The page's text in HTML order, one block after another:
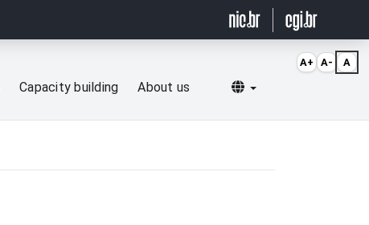
Capacity building About us Selecionar idioma
A+ A- A